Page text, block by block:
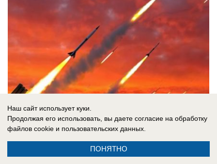
Наш сайт использует куки.
Продолжая его использовать, вы даете согласие на обработку
файлов cookie и пользовательских данных.
ПОНЯТНО